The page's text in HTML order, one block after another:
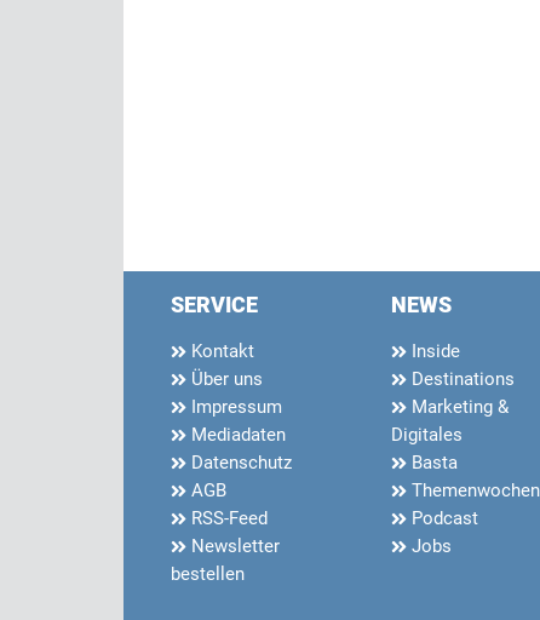
SERVICE
Kontakt
Über uns
Impressum
Mediadaten
Datenschutz
AGB
RSS-Feed
Newsletter
bestellen
NEWS
Inside
Destinations
Marketing &
Digitales
Basta
Themenwochen
Podcast
Jobs